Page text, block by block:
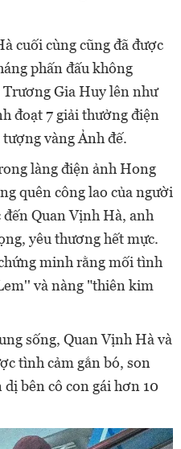
cuối cùng cũng đã được
phấn đấu không
Gia Huy lên như
đoạt 7 giải thưởng điện
vàng Ảnh đế.
làng điện ảnh Hong
quên công lao của người
Quan Vịnh Hà, anh
yêu thương hết mực.
minh rằng mối tình
và nàng "thiên kim
sống, Quan Vịnh Hà và
tình cảm gắn bó, son
bên cô con gái hơn 10